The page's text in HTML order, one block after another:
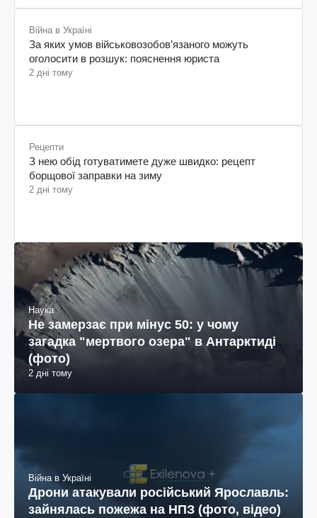
Війна в Україні
За яких умов військовозобов’язаного можуть
оголосити в розшук: пояснення юриста
2 дні тому
Рецепти
З нею обід готуватимете дуже швидко: рецепт
борщової заправки на зиму
2 дні тому
Наука
Не замерзає при мінус 50: у чому
загадка "мертвого озера" в Антарктиді
(фото)
2 дні тому
Війна в Україні
Дрони атакували російський Ярославль:
зайнялась пожежа на НПЗ (фото, відео)